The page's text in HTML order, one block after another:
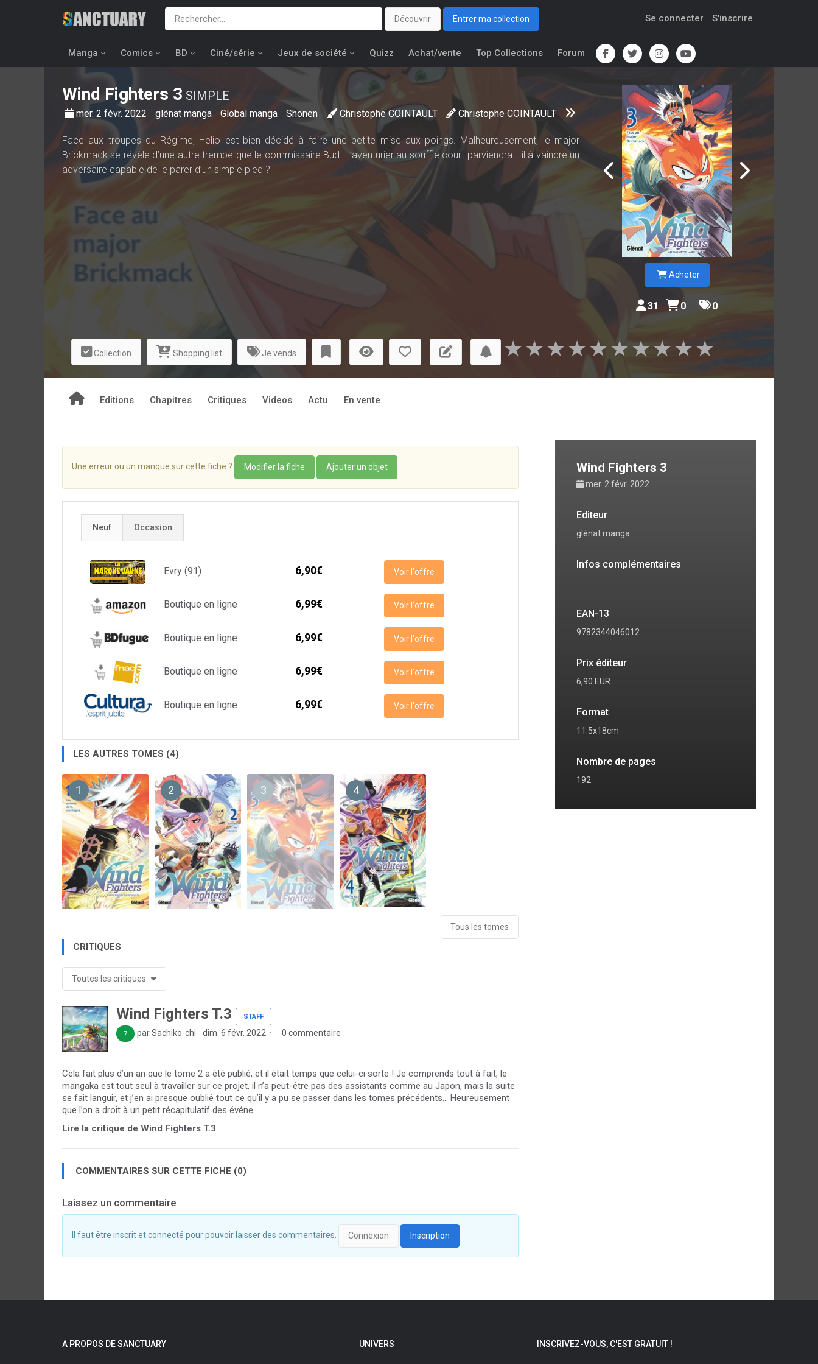
Découvrir Entrer ma collection Se connecter S'inscrire
Manga Comics BD Ciné/série Jeux de société Quizz Achat/vente Top Collections Forum
Wind Fighters 3 SIMPLE
mer. 2 févr. 2022 glénat manga Global manga Shonen Christophe COINTAULT Christophe COINTAULT
Face aux troupes du Régime, Helio est bien décidé à faire une petite mise aux poings. Malheureusement, le major
Brickmack se révèle d’une autre trempe que le commissaire Bud. L’aventurier au souffle court parviendra-t-il à vaincre un
adversaire capable de le parer d’un simple pied ?
Acheter
31 0 0
Collection Shopping list Je vends ★
★
★
★
★
★
★
★
★
★
Editions Chapitres Critiques Videos Actu En vente
Une erreur ou un manque sur cette fiche ? Modifier la fiche Ajouter un objet
Neuf Occasion
Evry (91) 6,90€ Voir l'offre
Boutique en ligne 6,99€ Voir l'offre
Boutique en ligne 6,99€ Voir l'offre
Boutique en ligne 6,99€ Voir l'offre
Boutique en ligne 6,99€ Voir l'offre
LES AUTRES TOMES (4)
1 2 3 4
Tous les tomes
CRITIQUES
Toutes les critiques
Wind Fighters T.3 STAFF
7 par Sachiko-chi dim. 6 févr. 2022 0 commentaire
Cela fait plus d’un an que le tome 2 a été publié, et il était temps que celui-ci sorte ! Je comprends tout à fait, le
mangaka est tout seul à travailler sur ce projet, il n’a peut-être pas des assistants comme au Japon, mais la suite
se fait languir, et j’en ai presque oublié tout ce qu’il y a pu se passer dans les tomes précédents… Heureusement
que l’on a droit à un petit récapitulatif des événe...
Lire la critique de Wind Fighters T.3
COMMENTAIRES SUR CETTE FICHE (0)
Laissez un commentaire
Il faut être inscrit et connecté pour pouvoir laisser des commentaires. Connexion Inscription
Wind Fighters 3
mer. 2 févr. 2022
Editeur
glénat manga
Infos complémentaires
EAN-13
9782344046012
Prix éditeur
6,90 EUR
Format
11.5x18cm
Nombre de pages
192
A PROPOS DE SANCTUARY UNIVERS INSCRIVEZ-VOUS, C'EST GRATUIT !